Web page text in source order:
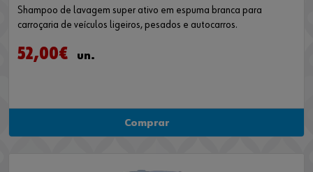
Shampoo de lavagem super ativo em espuma branca para
carroçaria de veículos ligeiros, pesados e autocarros.
52,00€ un.
Comprar